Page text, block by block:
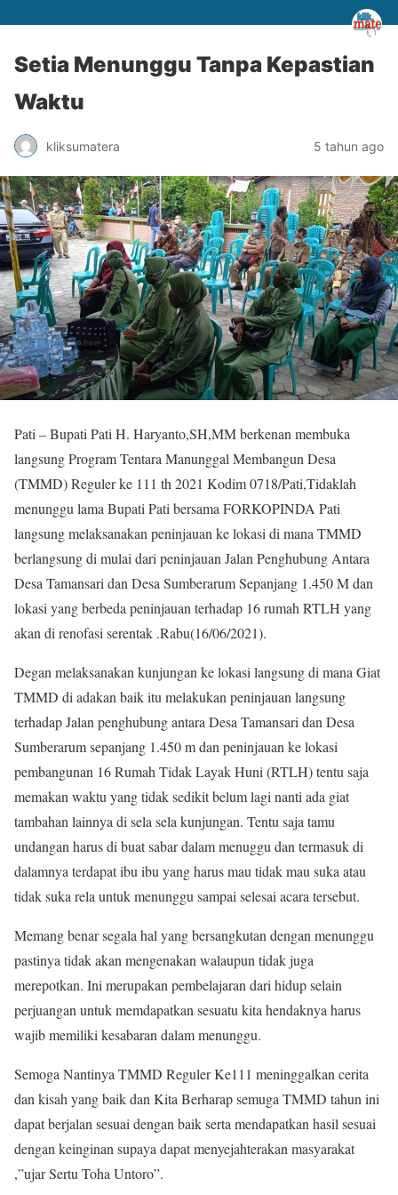
Setia Menunggu Tanpa Kepastian
Waktu
kliksumatera 5 tahun ago
Pati – Bupati Pati H. Haryanto,SH,MM berkenan membuka
langsung Program Tentara Manunggal Membangun Desa
(TMMD) Reguler ke 111 th 2021 Kodim 0718/Pati,Tidaklah
menunggu lama Bupati Pati bersama FORKOPINDA Pati
langsung melaksanakan peninjauan ke lokasi di mana TMMD
berlangsung di mulai dari peninjauan Jalan Penghubung Antara
Desa Tamansari dan Desa Sumberarum Sepanjang 1.450 M dan
lokasi yang berbeda peninjauan terhadap 16 rumah RTLH yang
akan di renofasi serentak .Rabu(16/06/2021).
Degan melaksanakan kunjungan ke lokasi langsung di mana Giat
TMMD di adakan baik itu melakukan peninjauan langsung
terhadap Jalan penghubung antara Desa Tamansari dan Desa
Sumberarum sepanjang 1.450 m dan peninjauan ke lokasi
pembangunan 16 Rumah Tidak Layak Huni (RTLH) tentu saja
memakan waktu yang tidak sedikit belum lagi nanti ada giat
tambahan lainnya di sela sela kunjungan. Tentu saja tamu
undangan harus di buat sabar dalam menuggu dan termasuk di
dalamnya terdapat ibu ibu yang harus mau tidak mau suka atau
tidak suka rela untuk menunggu sampai selesai acara tersebut.
Memang benar segala hal yang bersangkutan dengan menunggu
pastinya tidak akan mengenakan walaupun tidak juga
merepotkan. Ini merupakan pembelajaran dari hidup selain
perjuangan untuk memdapatkan sesuatu kita hendaknya harus
wajib memiliki kesabaran dalam menunggu.
Semoga Nantinya TMMD Reguler Ke111 meninggalkan cerita
dan kisah yang baik dan Kita Berharap semuga TMMD tahun ini
dapat berjalan sesuai dengan baik serta mendapatkan hasil sesuai
dengan keinginan supaya dapat menyejahterakan masyarakat
,”ujar Sertu Toha Untoro”.